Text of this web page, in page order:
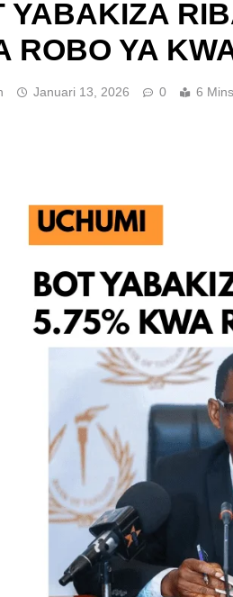
YABAKIZA
ROBO YA
Januari 13, 2026 0 6 Mins